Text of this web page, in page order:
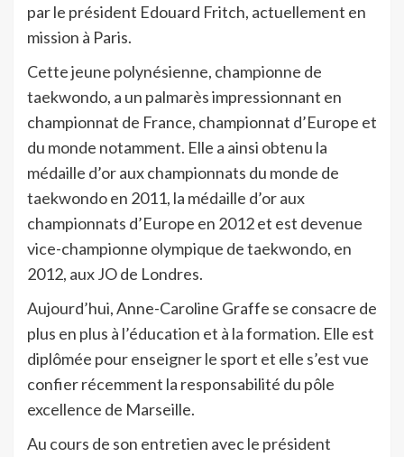
par le président Edouard Fritch, actuellement en
mission à Paris.
Cette jeune polynésienne, championne de
taekwondo, a un palmarès impressionnant en
championnat de France, championnat d’Europe et
du monde notamment. Elle a ainsi obtenu la
médaille d’or aux championnats du monde de
taekwondo en 2011, la médaille d’or aux
championnats d’Europe en 2012 et est devenue
vice-championne olympique de taekwondo, en
2012, aux JO de Londres.
Aujourd’hui, Anne-Caroline Graffe se consacre de
plus en plus à l’éducation et à la formation. Elle est
diplômée pour enseigner le sport et elle s’est vue
confier récemment la responsabilité du pôle
excellence de Marseille.
Au cours de son entretien avec le président